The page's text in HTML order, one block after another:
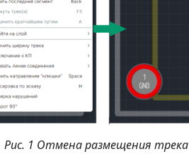
Рис. 1 Отмена размещения трека